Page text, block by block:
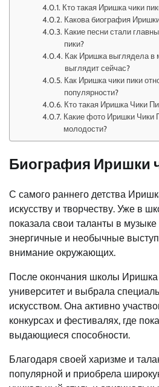
Кто такая Иришка чики
Какова биография
Какие песни стали
пики?
Как Иришка выглядела в
выглядит сейчас?
Как Иришка чики пики
популярности?
Кто такая Иришка Чики
Какие фото Иришки Чики
молодости?
Биография Иришки
С самого раннего детства
искусству и творчеству. Уже в
показала свои таланты в
энергичные и необычные
внимание окружающих.
После окончания школы Иришка
университет и выбрала
искусством. Она активно
конкурсах и фестивалях, где
выдающиеся способности.
Благодаря своей харизме и
популярной и приобрела